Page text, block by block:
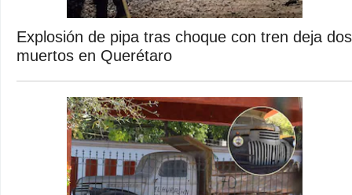
Explosión de pipa tras choque con tren deja dos
muertos en Querétaro